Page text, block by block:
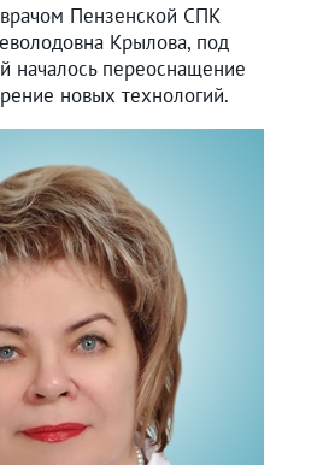
Пензенской СПК
Крылова, под
началось переоснащение
новых технологий.